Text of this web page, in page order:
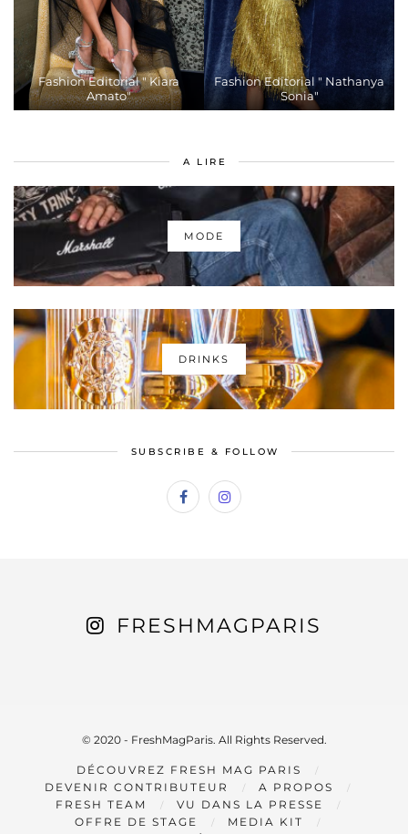
Fashion Editorial " Kiara
Amato"
Fashion Editorial " Nathanya
Sonia"
A LIRE
MODE
DRINKS
SUBSCRIBE & FOLLOW
FRESHMAGPARIS
© 2020 - FreshMagParis. All Rights Reserved.
DÉCOUVREZ FRESH MAG PARIS
DEVENIR CONTRIBUTEUR
A PROPOS
FRESH TEAM
VU DANS LA PRESSE
OFFRE DE STAGE
MEDIA KIT